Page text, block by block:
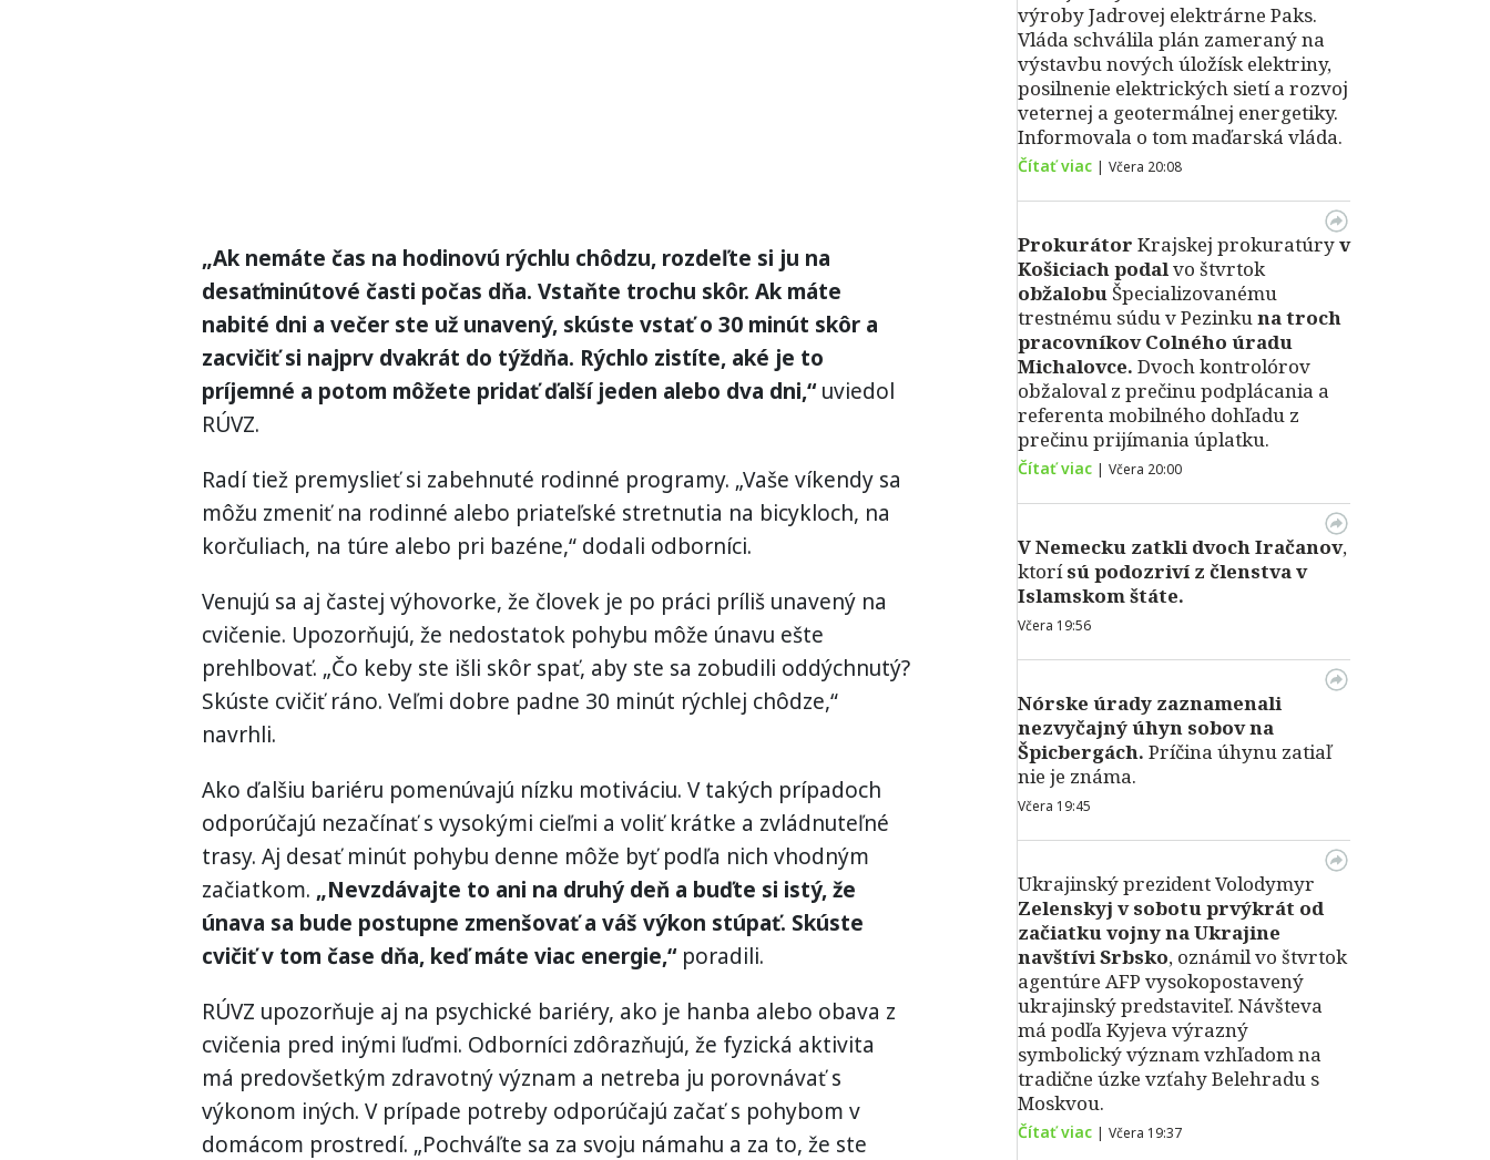
„Ak nemáte čas na hodinovú rýchlu chôdzu, rozdeľte si ju na
desaťminútové časti počas dňa. Vstaňte trochu skôr. Ak máte
nabité dni a večer ste už unavený, skúste vstať o 30 minút skôr a
zacvičiť si najprv dvakrát do týždňa. Rýchlo zistíte, aké je to
príjemné a potom môžete pridať ďalší jeden alebo dva dni,“uviedol
RÚVZ.
Radí tiež premyslieť si zabehnuté rodinné programy. „Vaše víkendy sa
môžu zmeniť na rodinné alebo priateľské stretnutia na bicykloch, na
korčuliach, na túre alebo pri bazéne,“ dodali odborníci.
Venujú sa aj častej výhovorke, že človek je po práci príliš unavený na
cvičenie. Upozorňujú, že nedostatok pohybu môže únavu ešte
prehlbovať. „Čo keby ste išli skôr spať, aby ste sa zobudili oddýchnutý?
Skúste cvičiť ráno. Veľmi dobre padne 30 minút rýchlej chôdze,“
navrhli.
Ako ďalšiu bariéru pomenúvajú nízku motiváciu. V takých prípadoch
odporúčajú nezačínať s vysokými cieľmi a voliť krátke a zvládnuteľné
trasy. Aj desať minút pohybu denne môže byť podľa nich vhodným
začiatkom. „Nevzdávajte to ani na druhý deň a buďte si istý, že
únava sa bude postupne zmenšovať a váš výkon stúpať. Skúste
cvičiť v tom čase dňa, keď máte viac energie,“poradili.
RÚVZ upozorňuje aj na psychické bariéry, ako je hanba alebo obava z
cvičenia pred inými ľuďmi. Odborníci zdôrazňujú, že fyzická aktivita
má predovšetkým zdravotný význam a netreba ju porovnávať s
výkonom iných. V prípade potreby odporúčajú začať s pohybom v
domácom prostredí. „Pochváľte sa za svoju námahu a za to, že ste
výroby Jadrovej elektrárne Paks.
Vláda schválila plán zameraný na
výstavbu nových úložísk elektriny,
posilnenie elektrických sietí a rozvoj
veternej a geotermálnej energetiky.
Informovala o tom maďarská vláda.
Čítať viac | Včera 20:08
Prokurátor Krajskej prokuratúryv
Košiciach podalvo štvrtok
obžalobu Špecializovanému
trestnému súdu v Pezinkuna troch
pracovníkov Colného úradu
Michalovce. Dvoch kontrolórov
obžaloval z prečinu podplácania a
referenta mobilného dohľadu z
prečinu prijímania úplatku.
Čítať viac | Včera 20:00
V Nemecku zatkli dvoch Iračanov,
ktorísú podozriví z členstva v
Islamskom štáte.
Včera 19:56
Nórske úrady zaznamenali
nezvyčajný úhyn sobov na
Špicbergách. Príčina úhynu zatiaľ
nie je známa.
Včera 19:45
Ukrajinský prezident Volodymyr
Zelenskyj v sobotu prvýkrát od
začiatku vojny na Ukrajine
navštívi Srbsko, oznámil vo štvrtok
agentúre AFP vysokopostavený
ukrajinský predstaviteľ. Návšteva
má podľa Kyjeva výrazný
symbolický význam vzhľadom na
tradične úzke vzťahy Belehradu s
Moskvou.
Čítať viac | Včera 19:37